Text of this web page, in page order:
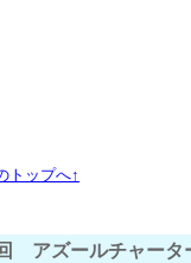
トップへ↑
アズールチャータ